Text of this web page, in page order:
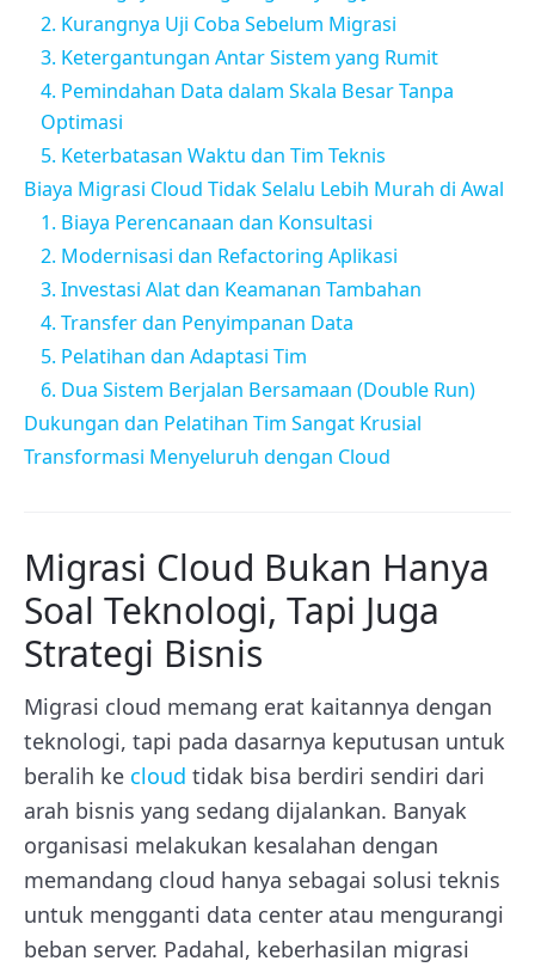
2. Kurangnya Uji Coba Sebelum Migrasi
3. Ketergantungan Antar Sistem yang Rumit
4. Pemindahan Data dalam Skala Besar Tanpa
Optimasi
5. Keterbatasan Waktu dan Tim Teknis
Biaya Migrasi Cloud Tidak Selalu Lebih Murah di Awal
1. Biaya Perencanaan dan Konsultasi
2. Modernisasi dan Refactoring Aplikasi
3. Investasi Alat dan Keamanan Tambahan
4. Transfer dan Penyimpanan Data
5. Pelatihan dan Adaptasi Tim
6. Dua Sistem Berjalan Bersamaan (Double Run)
Dukungan dan Pelatihan Tim Sangat Krusial
Transformasi Menyeluruh dengan Cloud
Migrasi Cloud Bukan Hanya
Soal Teknologi, Tapi Juga
Strategi Bisnis
Migrasi cloud memang erat kaitannya dengan
teknologi, tapi pada dasarnya keputusan untuk
beralih ke cloud tidak bisa berdiri sendiri dari
arah bisnis yang sedang dijalankan. Banyak
organisasi melakukan kesalahan dengan
memandang cloud hanya sebagai solusi teknis
untuk mengganti data center atau mengurangi
beban server. Padahal, keberhasilan migrasi